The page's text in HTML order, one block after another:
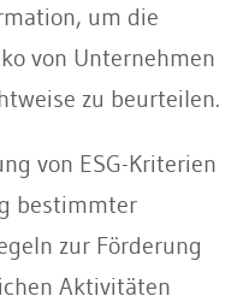
um die
von Unternehmen
zu beurteilen.
von ESG-Kriterien
bestimmter
zur Förderung
Aktivitäten